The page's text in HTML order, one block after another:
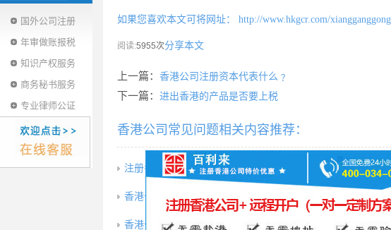
国外公司注册
年审做账报税
知识产权服务
商务秘书服务
专业律师公证
如果您喜欢本文可将网址： http://www.hkgcr.com/
阅读:5955次分享本文
上一篇： 香港公司注册资本代表什么﹖
下一篇： 进出香港的产品是否要上税
香港公司常见问题相关内容推荐：
注册香港条形码 香港公司利得税0申报
香港公司转让 香港现成公司
香港公司减资 香港公司增资